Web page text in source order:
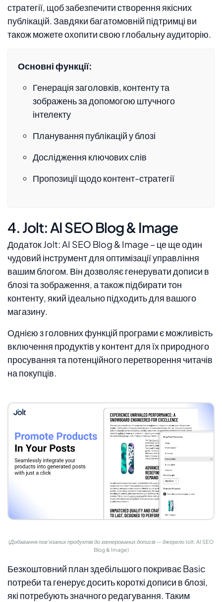
стратегії, щоб забезпечити створення якісних
публікацій. Завдяки багатомовній підтримці ви
також можете охопити свою глобальну аудиторію.
Основні функції:
Генерація заголовків, контенту та
зображень за допомогою штучного
інтелекту
Планування публікацій у блозі
Дослідження ключових слів
Пропозиції щодо контент-стратегії
4. Jolt: AI SEO Blog & Image
Додаток Jolt: AI SEO Blog & Image – це ще один
чудовий інструмент для оптимізації управління
вашим блогом. Він дозволяє генерувати дописи в
блозі та зображення, а також підбирати тон
контенту, який ідеально підходить для вашого
магазину.
Однією з головних функцій програми є можливість
включення продуктів у контент для їх природного
просування та потенційного перетворення читачів
на покупців.
(Додавання пов’язаних продуктів до згенерованих дописів — джерело Jolt: AI SEO
Blog & Image)
Безкоштовний план здебільшого покриває Basic
потреби та генерує досить короткі дописи в блозі,
які потребують значного редагування. Таким